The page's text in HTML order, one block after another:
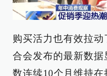
购买活力也有效拉
合会发布的最新数
数连续10个月维持